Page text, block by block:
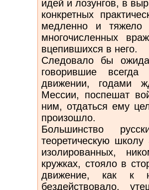
идей и лозунгов, в
конкретных
медленно и тяжело
многочисленных
вцепившихся в него.
Следовало бы
говорившие
движении, годами
Мессии, поспешат
ним, отдаться ему
произошло.
Большинство
теоретическую
изолированных,
кружках, стояло в
движение, как к
бездействовало,